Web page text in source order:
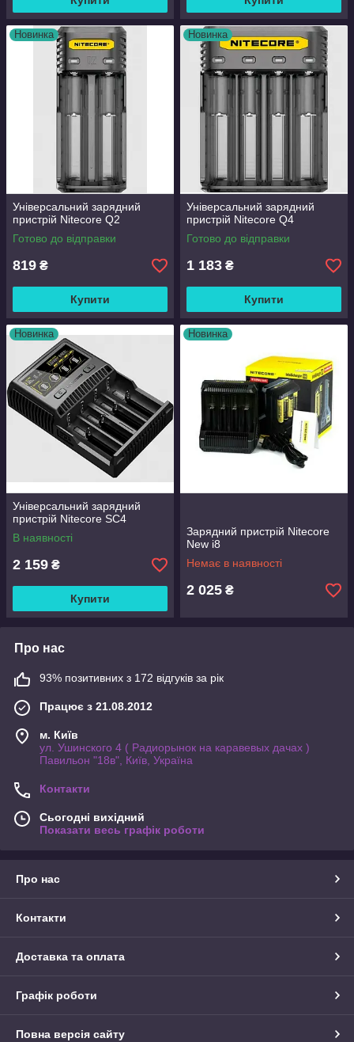
Новинка
Універсальний зарядний
пристрій Nitecore Q2
Готово до відправки
819 ₴
Купити
Новинка
Універсальний зарядний
пристрій Nitecore Q4
Готово до відправки
1 183 ₴
Купити
Новинка
Універсальний зарядний
пристрій Nitecore SC4
В наявності
2 159 ₴
Купити
Новинка
Зарядний пристрій Nitecore
New i8
Немає в наявності
2 025 ₴
Про нас
93% позитивних з 172 відгуків за рік
Працює з 21.08.2012
м. Київ
ул. Ушинского 4 ( Радиорынок на каравевых дачах )
Павильон "18в", Київ, Україна
Контакти
Сьогодні вихідний
Показати весь графік роботи
Про нас
Контакти
Доставка та оплата
Графік роботи
Повна версія сайту